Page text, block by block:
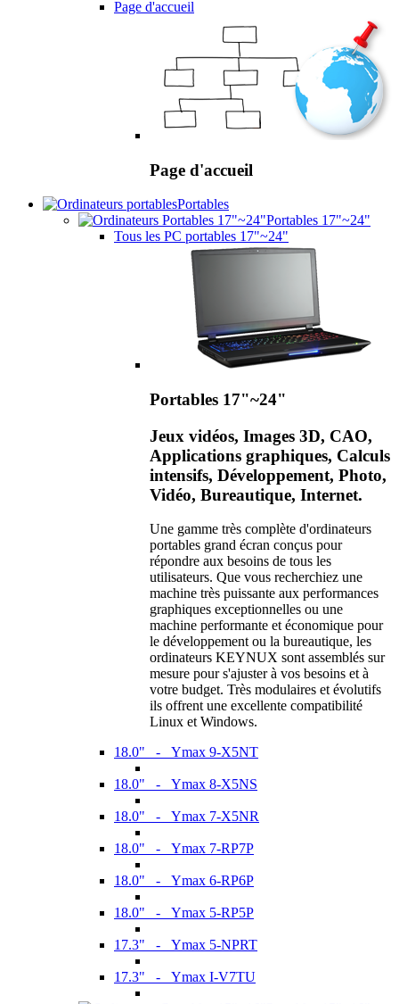
Page d'accueil
Page d'accueil
Portables
Portables 17"~24"
Tous les PC portables 17"~24"
Portables 17"~24"
Jeux vidéos, Images 3D, CAO,
Applications graphiques, Calculs
intensifs, Développement, Photo,
Vidéo, Bureautique, Internet.
Une gamme très complète d'ordinateurs
portables grand écran conçus pour
répondre aux besoins de tous les
utilisateurs. Que vous recherchiez une
machine très puissante aux performances
graphiques exceptionnelles ou une
machine performante et économique pour
le développement ou la bureautique, les
ordinateurs KEYNUX sont assemblés sur
mesure pour s'ajuster à vos besoins et à
votre budget. Très modulaires et évolutifs
ils offrent une excellente compatibilité
Linux et Windows.
18.0" - Ymax 9-X5NT
18.0" - Ymax 8-X5NS
18.0" - Ymax 7-X5NR
18.0" - Ymax 7-RP7P
18.0" - Ymax 6-RP6P
18.0" - Ymax 5-RP5P
17.3" - Ymax 5-NPRT
17.3" - Ymax I-V7TU